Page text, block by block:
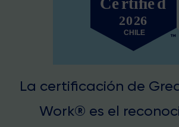
La certificación de
Work® es el